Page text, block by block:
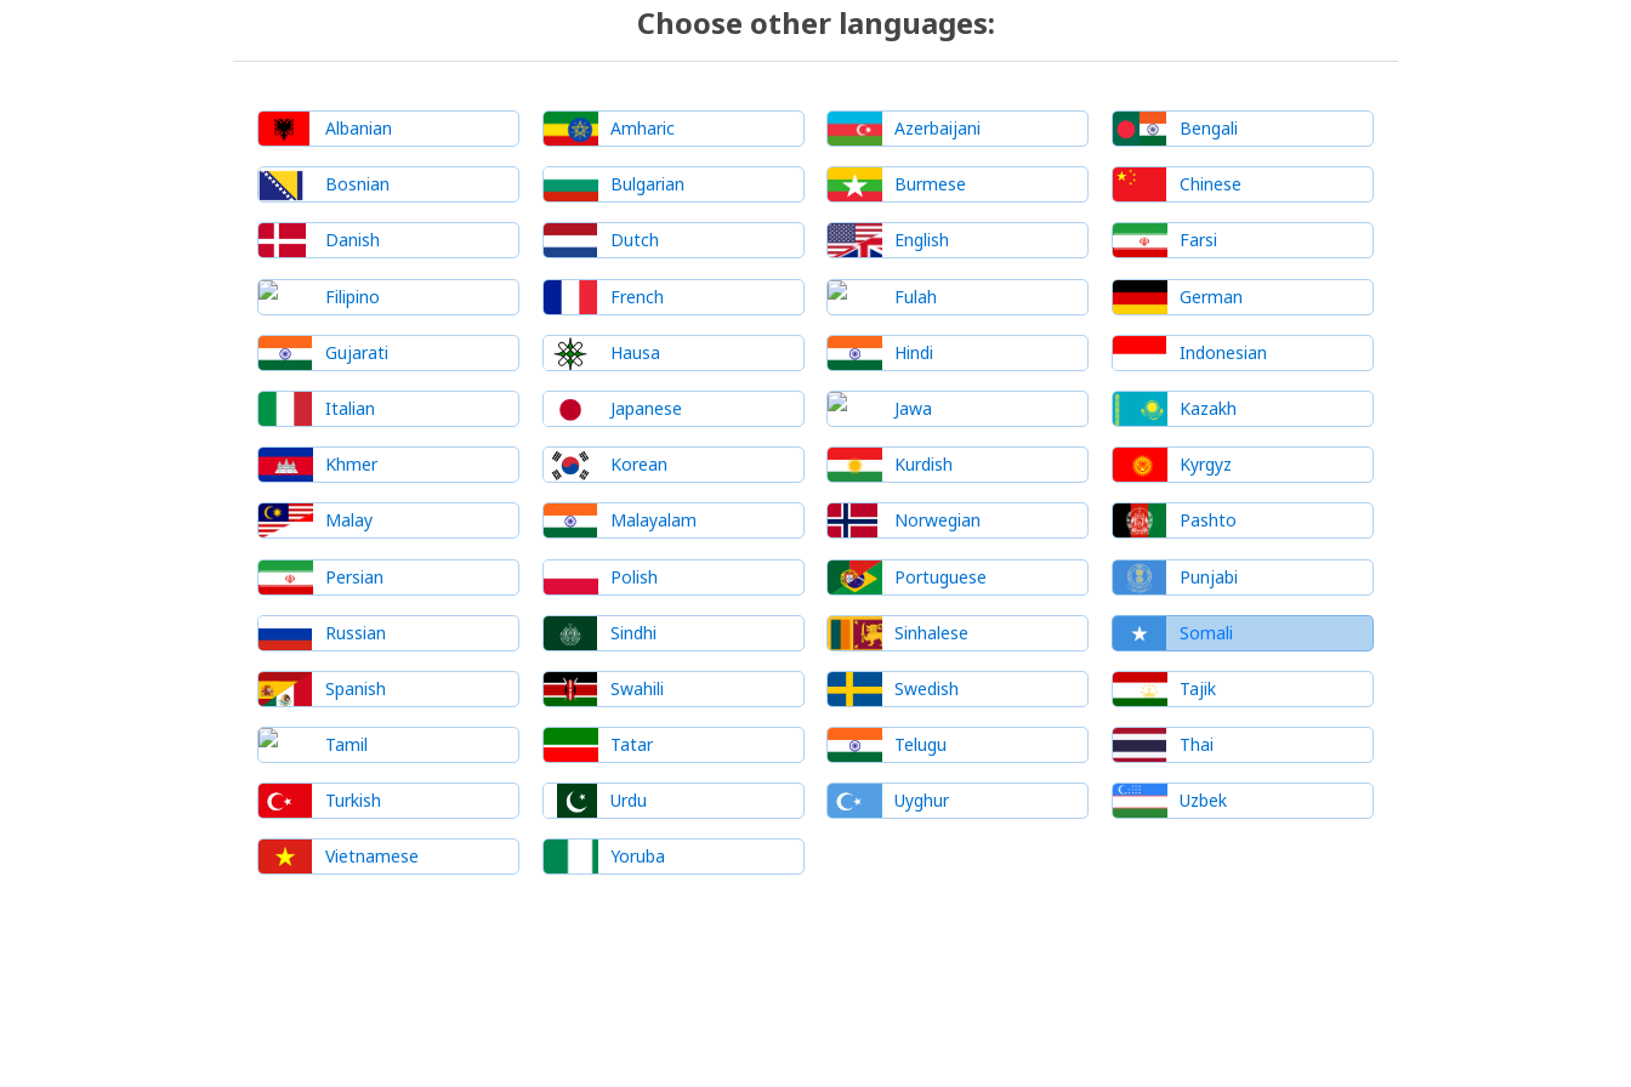
Choose other languages:
Albanian Amharic Azerbaijani Bengali
Bosnian Bulgarian Burmese Chinese
Danish Dutch English Farsi
Filipino French Fulah German
Gujarati Hausa Hindi Indonesian
Italian Japanese Jawa Kazakh
Khmer Korean Kurdish Kyrgyz
Malay Malayalam Norwegian Pashto
Persian Polish Portuguese Punjabi
Russian Sindhi Sinhalese Somali
Spanish Swahili Swedish Tajik
Tamil Tatar Telugu Thai
Turkish Urdu Uyghur Uzbek
Vietnamese Yoruba